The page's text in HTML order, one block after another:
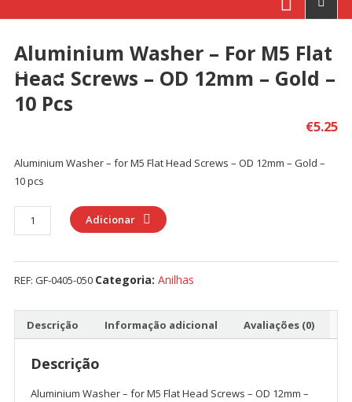
Produtos
Aluminium Washer – For M5 Flat
Head Screws – OD 12mm – Gold –
10 Pcs
€5.25
Aluminium Washer – for M5 Flat Head Screws – OD 12mm – Gold –
10 pcs
Quantidade
de
-
Flat
Head
Adicionar
REF: GF-0405-050 Categoria: Anilhas
Descrição Informação adicional Avaliações (0)
Descrição
Aluminium Washer – for M5 Flat Head Screws – OD 12mm –